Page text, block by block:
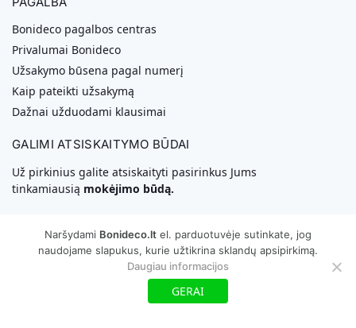
Bonideco pagalbos centras
Privalumai Bonideco
Užsakymo būsena pagal numerį
Kaip pateikti užsakymą
Dažnai užduodami klausimai
GALIMI ATSISKAITYMO BŪDAI
Už pirkinius galite atsiskaityti pasirinkus Jums
tinkamiausią mokėjimo būdą.
Naršydami Bonideco.lt el. parduotuvėje sutinkate, jog
naudojame slapukus, kurie užtikrina sklandų apsipirkimą.
Daugiau informacijos
GERAI